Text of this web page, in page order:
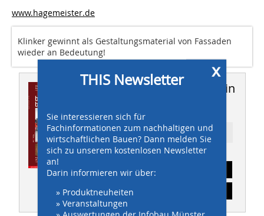
www.hagemeister.de
Klinker gewinnt als Gestaltungsmaterial von Fassaden
wieder an Bedeutung!
Dieser Artikel erschien in
THIS 10/2011
Ressort: Baustoffe
Abonnement
Inhaltsverzeichnis
x
THIS Newsletter
Sie interessieren sich für
Fachinformationen zum nachhaltigen und
wirtschaftlichen Bauen? Dann melden Sie
sich zu unserem kostenlosen Newsletter
an!
Darin informieren wir über:
» Produktneuheiten
» Veranstaltungen